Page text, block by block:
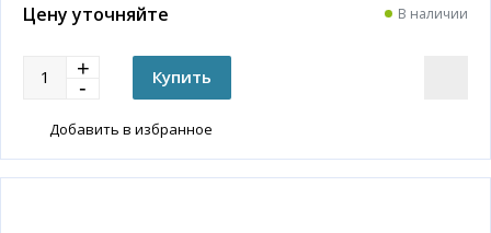
Цену уточняйте В наличии
Добавить в избранное